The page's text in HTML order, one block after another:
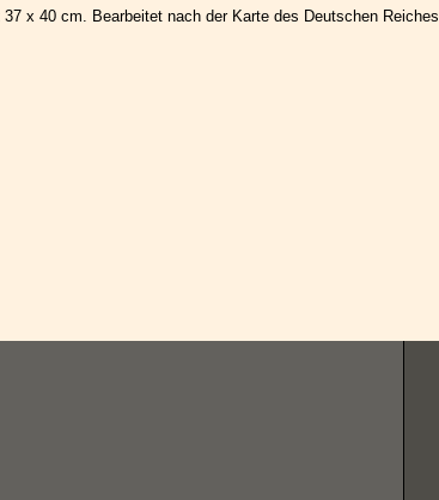
x 40 cm. Bearbeitet nach der Karte des Deutschen Reiches